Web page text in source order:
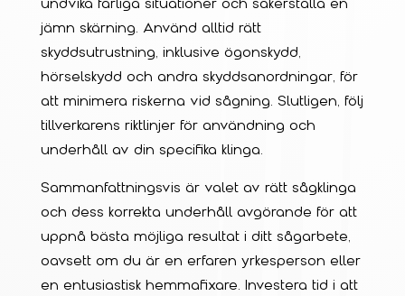
undvika farliga situationer och säkerställa en
jämn skärning. Använd alltid rätt
skyddsutrustning, inklusive ögonskydd,
hörselskydd och andra skyddsanordningar, för
att minimera riskerna vid sågning. Slutligen, följ
tillverkarens riktlinjer för användning och
underhåll av din specifika klinga.
Sammanfattningsvis är valet av rätt sågklinga
och dess korrekta underhåll avgörande för att
uppnå bästa möjliga resultat i ditt sågarbete,
oavsett om du är en erfaren yrkesperson eller
en entusiastisk hemmafixare. Investera tid i att